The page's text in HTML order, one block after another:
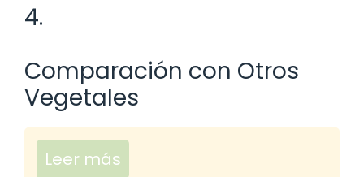
4.
Comparación con Otros
Vegetales
Leer más